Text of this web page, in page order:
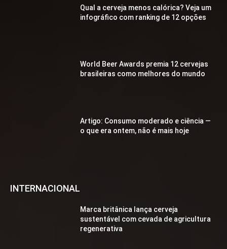
Qual a cerveja menos calórica? Veja um
infográfico com ranking de 12 opções
World Beer Awards premia 12 cervejas
brasileiras como melhores do mundo
Artigo: Consumo moderado e ciência —
o que era ontem, não é mais hoje
INTERNACIONAL
Marca britânica lança cerveja
sustentável com cevada de agricultura
regenerativa